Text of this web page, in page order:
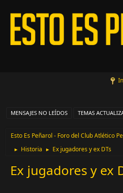
MENSAJES NO LEÍDOS TEMAS
Esto Es Peñarol - Foro del Club Atlético
► Historia ► Ex jugadores y ex DTs
Ex jugadores y ex